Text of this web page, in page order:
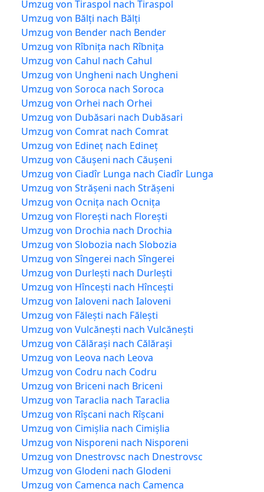
Umzug von Tiraspol nach Tiraspol
Umzug von Bălți nach Bălți
Umzug von Bender nach Bender
Umzug von Rîbnița nach Rîbnița
Umzug von Cahul nach Cahul
Umzug von Ungheni nach Ungheni
Umzug von Soroca nach Soroca
Umzug von Orhei nach Orhei
Umzug von Dubăsari nach Dubăsari
Umzug von Comrat nach Comrat
Umzug von Edineț nach Edineț
Umzug von Căușeni nach Căușeni
Umzug von Ciadîr Lunga nach Ciadîr Lunga
Umzug von Strășeni nach Strășeni
Umzug von Ocnița nach Ocnița
Umzug von Florești nach Florești
Umzug von Drochia nach Drochia
Umzug von Slobozia nach Slobozia
Umzug von Sîngerei nach Sîngerei
Umzug von Durlești nach Durlești
Umzug von Hîncești nach Hîncești
Umzug von Ialoveni nach Ialoveni
Umzug von Fălești nach Fălești
Umzug von Vulcănești nach Vulcănești
Umzug von Călărași nach Călărași
Umzug von Leova nach Leova
Umzug von Codru nach Codru
Umzug von Briceni nach Briceni
Umzug von Taraclia nach Taraclia
Umzug von Rîșcani nach Rîșcani
Umzug von Cimișlia nach Cimișlia
Umzug von Nisporeni nach Nisporeni
Umzug von Dnestrovsc nach Dnestrovsc
Umzug von Glodeni nach Glodeni
Umzug von Camenca nach Camenca